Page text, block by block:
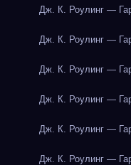
Дж. К. Роулинг —
Дж. К. Роулинг —
Дж. К. Роулинг —
Дж. К. Роулинг —
Дж. К. Роулинг —
Дж. К. Роулинг —